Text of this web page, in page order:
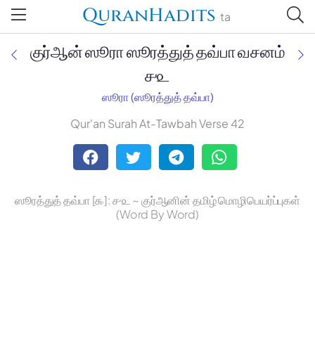
QuranHadits ta
Jan Trust Foundation
Mufti Omar Sheriff Qasimi,
குர்ஆன் ஸூரா ஸூரத்துத் தவ்பா வசனம்
௪௨
ஸூரா (ஸூரத்துத் தவ்பா)
Qur'an Surah At-Tawbah Verse 42
ஸூரத்துத் தவ்பா [௯]: ௪௨ ~ குர்ஆனின் தமிழ் மொழிபெயர்ப்புகள்
(Word By Word)